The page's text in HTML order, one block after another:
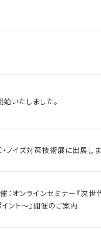
始いたしました。
ノイズ対策技術展に出展し
：オンラインセミナー『次
ント～』開催のご案内